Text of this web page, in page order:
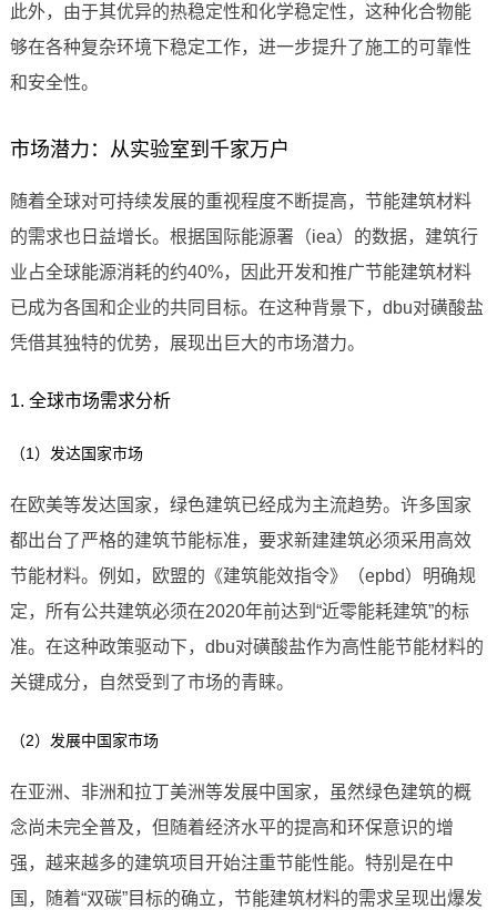
此外，由于其优异的热稳定性和化学稳定性，这种化合物能
够在各种复杂环境下稳定工作，进一步提升了施工的可靠性
和安全性。
市场潜力：从实验室到千家万户
随着全球对可持续发展的重视程度不断提高，节能建筑材料
的需求也日益增长。根据国际能源署（iea）的数据，建筑行
业占全球能源消耗的约40%，因此开发和推广节能建筑材料
已成为各国和企业的共同目标。在这种背景下，dbu对磺酸盐
凭借其独特的优势，展现出巨大的市场潜力。
1. 全球市场需求分析
（1）发达国家市场
在欧美等发达国家，绿色建筑已经成为主流趋势。许多国家
都出台了严格的建筑节能标准，要求新建建筑必须采用高效
节能材料。例如，欧盟的《建筑能效指令》（epbd）明确规
定，所有公共建筑必须在2020年前达到“近零能耗建筑”的标
准。在这种政策驱动下，dbu对磺酸盐作为高性能节能材料的
关键成分，自然受到了市场的青睐。
（2）发展中国家市场
在亚洲、非洲和拉丁美洲等发展中国家，虽然绿色建筑的概
念尚未完全普及，但随着经济水平的提高和环保意识的增
强，越来越多的建筑项目开始注重节能性能。特别是在中
国，随着“双碳”目标的确立，节能建筑材料的需求呈现出爆发